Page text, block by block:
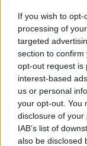
If you wish to
processing of
targeted
section to
opt-out request is
interest-based
us or personal
your opt-out. You
disclosure of
IAB’s list of
also be disclosed
gėrimus,
apelsino
Tačiau
modeliuoja
būtų
produktu.“